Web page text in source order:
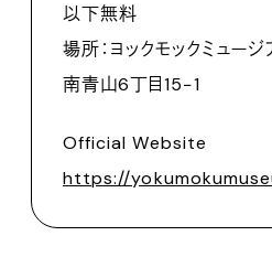
以下無料
場所：ヨックモックミュ
南青山6丁目15−1
Official Website
https://